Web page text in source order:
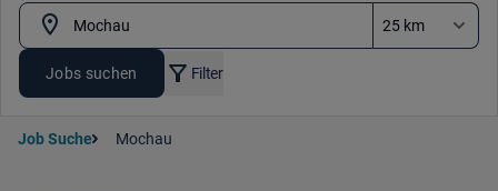
Jobs suchen Filter
Job Suche Mochau